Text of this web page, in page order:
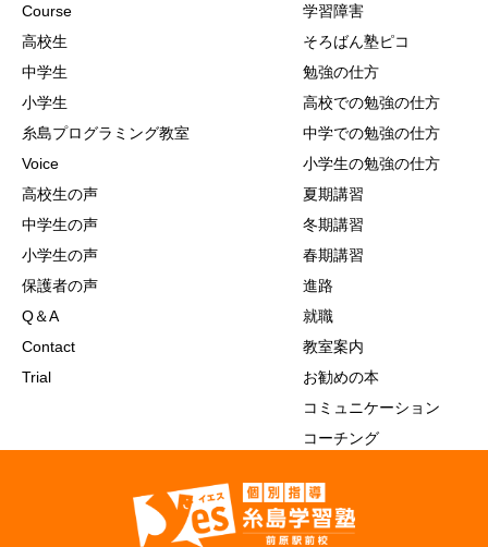
Course
高校生
中学生
小学生
糸島プログラミング教室
Voice
高校生の声
中学生の声
小学生の声
保護者の声
Q＆A
Contact
Trial
学習障害
そろばん塾ピコ
勉強の仕方
高校での勉強の仕方
中学での勉強の仕方
小学生の勉強の仕方
夏期講習
冬期講習
春期講習
進路
就職
教室案内
お勧めの本
コミュニケーション
コーチング